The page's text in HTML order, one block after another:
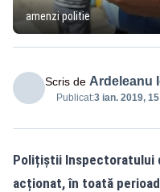
amenzi politie
Scris de Ardeleanu
Publicat:3 ian. 2019,
Polițiștii Inspectoratului
acționat, în toată